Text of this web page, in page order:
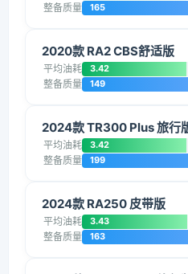
整备质量 165
2020款 RA2 CBS舒适版
平均油耗 3.42
整备质量 149
2024款 TR300 Plus 旅行
平均油耗 3.42
整备质量 199
2024款 RA250 皮带版
平均油耗 3.43
整备质量 163